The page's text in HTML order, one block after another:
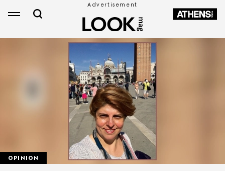
OPINION